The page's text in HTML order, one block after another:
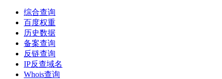
综合查询
百度权重
历史数据
备案查询
反链查询
IP反查域名
Whois查询